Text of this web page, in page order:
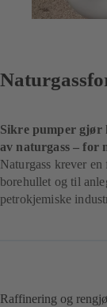
Sikre pumper gjør
av naturgass – for
Naturgass krever
borehullet og til
petrokjemiske
Raffinering og